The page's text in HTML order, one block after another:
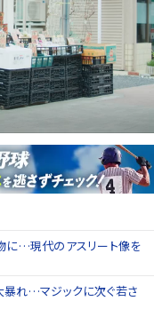
に…現代のアスリート像を
暴れ…マジックに次ぐ若さ